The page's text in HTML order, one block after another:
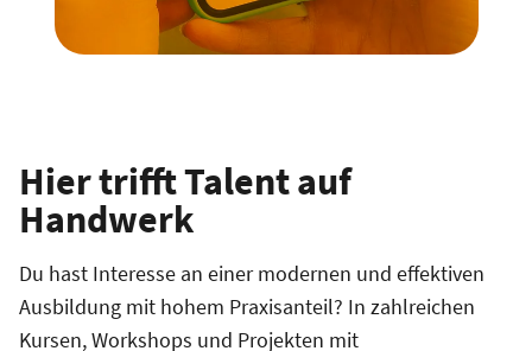
Hier trifft Talent auf
Handwerk
Du hast Interesse an einer modernen und effektiven
Ausbildung mit hohem Praxisanteil? In zahlreichen
Kursen, Workshops und Projekten mit